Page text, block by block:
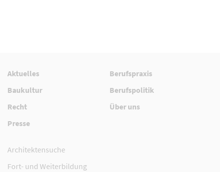
Aktuelles
Berufspraxis
Baukultur
Berufspolitik
Recht
Über uns
Presse
Architektensuche
Fort- und Weiterbildung